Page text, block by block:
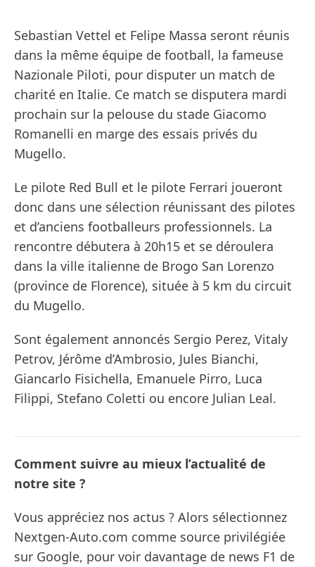
Sebastian Vettel et Felipe Massa seront réunis
dans la même équipe de football, la fameuse
Nazionale Piloti, pour disputer un match de
charité en Italie. Ce match se disputera mardi
prochain sur la pelouse du stade Giacomo
Romanelli en marge des essais privés du
Mugello.
Le pilote Red Bull et le pilote Ferrari joueront
donc dans une sélection réunissant des pilotes
et d’anciens footballeurs professionnels. La
rencontre débutera à 20h15 et se déroulera
dans la ville italienne de Brogo San Lorenzo
(province de Florence), située à 5 km du circuit
du Mugello.
Sont également annoncés Sergio Perez, Vitaly
Petrov, Jérôme d’Ambrosio, Jules Bianchi,
Giancarlo Fisichella, Emanuele Pirro, Luca
Filippi, Stefano Coletti ou encore Julian Leal.
Comment suivre au mieux l’actualité de
notre site ?
Vous appréciez nos actus ? Alors sélectionnez
Nextgen-Auto.com comme source privilégiée
sur Google, pour voir davantage de news F1 de